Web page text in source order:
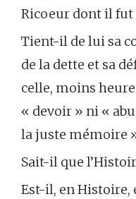
Ricoeur dont il fut
Tient-il de lui sa
de la dette et sa
celle, moins
« devoir » ni «
la juste mémoire
Sait-il que
Est-il, en Histoire,